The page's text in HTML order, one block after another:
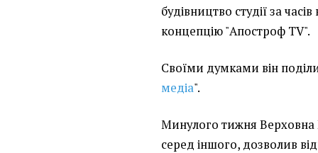
будівництво студії за
концепцію "Апостроф TV".
Своїми думками він
медіа".
Минулого тижня
серед іншого, дозволив